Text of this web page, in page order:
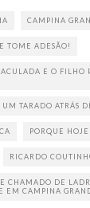
CAMPINA
E TOME ADESÃO!
E O FILHO
UM TARADO ATRÁS
PORQUE
RICARDO
CHAMADO DE
EM CAMPINA